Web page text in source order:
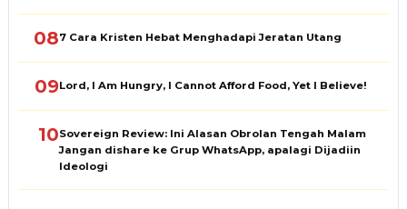
087 Cara Kristen Hebat Menghadapi Jeratan Utang
09Lord, I Am Hungry, I Cannot Afford Food, Yet I Believe!
10Sovereign Review: Ini Alasan Obrolan Tengah Malam
Jangan dishare ke Grup WhatsApp, apalagi Dijadiin
Ideologi